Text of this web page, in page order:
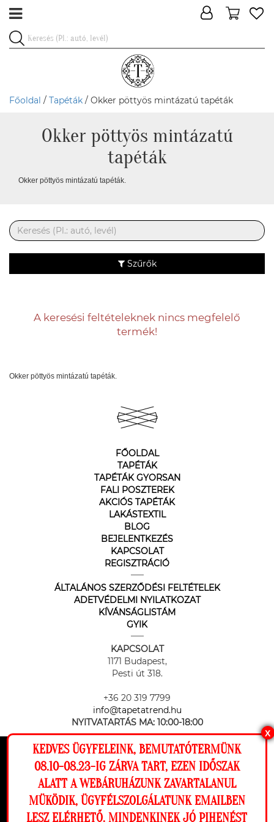
Ez a weboldal cookie-kat használ, hogy a
lehető legjobb élményt nyújtsa honlapunkon.
Beállítások
Főoldal / Tapéták / Okker pöttyös mintázatú tapéták
Okker pöttyös mintázatú
tapéták
Okker pöttyös mintázatú tapéták.
Szűrők
A keresési feltételeknek nincs megfelelő
termék!
Okker pöttyös mintázatú tapéták.
FŐOLDAL
TAPÉTÁK
TAPÉTÁK GYORSAN
FALI POSZTEREK
AKCIÓS TAPÉTÁK
LAKÁSTEXTIL
BLOG
BEJELENTKEZÉS
KAPCSOLAT
REGISZTRÁCIÓ
ÁLTALÁNOS SZERZŐDÉSI FELTÉTELEK
ADETVÉDELMI NYILATKOZAT
KÍVÁNSÁGLISTÁM
GYIK
KAPCSOLAT
1171 Budapest,
Pesti út 318.
+36 20 319 7799
info@tapetatrend.hu
NYITVATARTÁS MA: 10:00-18:00
Az online fizetést a Barion Payment Zrt. biztosítja, MNB engedély
száma: H-EN-I-1064/2013
X
KEDVES ÜGYFELEINK, BEMUTATÓTERMÜNK
08.10-08.23-IG ZÁRVA TART, EZEN IDŐSZAK
ALATT A WEBÁRUHÁZUNK ZAVARTALANUL
MÜKÖDIK, ÜGYFÉLSZOLGÁLATUNK EMAILBEN
LESZ ELÉRHETŐ. MINDENKINEK JÓ PIHENÉST